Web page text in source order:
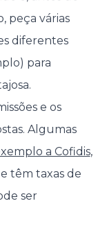
peça várias
diferentes
para
e os
Algumas
a Cofidis,
têm taxas de
ser